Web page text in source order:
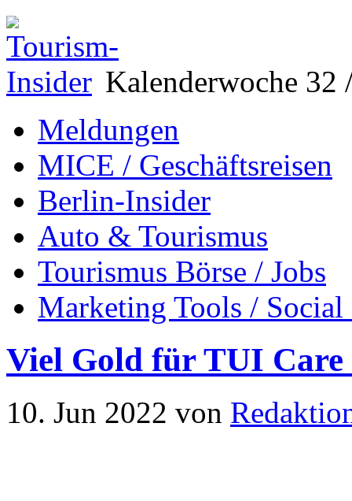
Kalenderwoche 32
Meldungen
MICE / Geschäftsreisen
Berlin-Insider
Auto & Tourismus
Tourismus Börse / Jobs
Marketing Tools /
Viel Gold für TUI Care
10. Jun 2022 von